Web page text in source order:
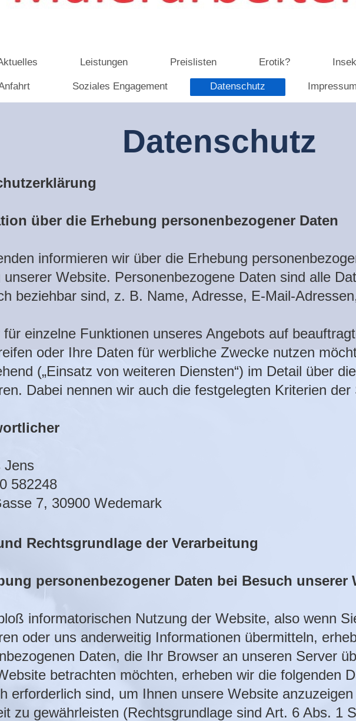
Leistungen Preislisten Erotik?
Soziales Engagement Datenschutz Impressum
Datenschutz
über die Erhebung personenbezogener Daten
informieren wir über die Erhebung
unserer Website. Personenbezogene Daten sind alle
beziehbar sind, z. B. Name, Adresse, E-Mail-
für einzelne Funktionen unseres Angebots auf
oder Ihre Daten für werbliche Zwecke nutzen
(„Einsatz von weiteren Diensten“) im Detail über
Dabei nennen wir auch die festgelegten Kriterien der
Jens
582248
7, 30900 Wedemark
Rechtsgrundlage der Verarbeitung
personenbezogener Daten bei Besuch unserer
informatorischen Nutzung der Website, also wenn
oder uns anderweitig Informationen übermitteln,
Daten, die Ihr Browser an unseren Server
betrachten möchten, erheben wir die folgenden
erforderlich sind, um Ihnen unsere Website
zu gewährleisten (Rechtsgrundlage sind Art. 6 Abs. 1